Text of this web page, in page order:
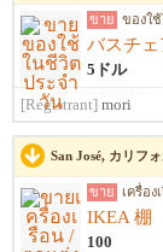
ขาย ของใ
バスチェ
5ドル
[Registrant] mori
San José, カリフ
ขาย เครื่อ
IKEA 棚
100